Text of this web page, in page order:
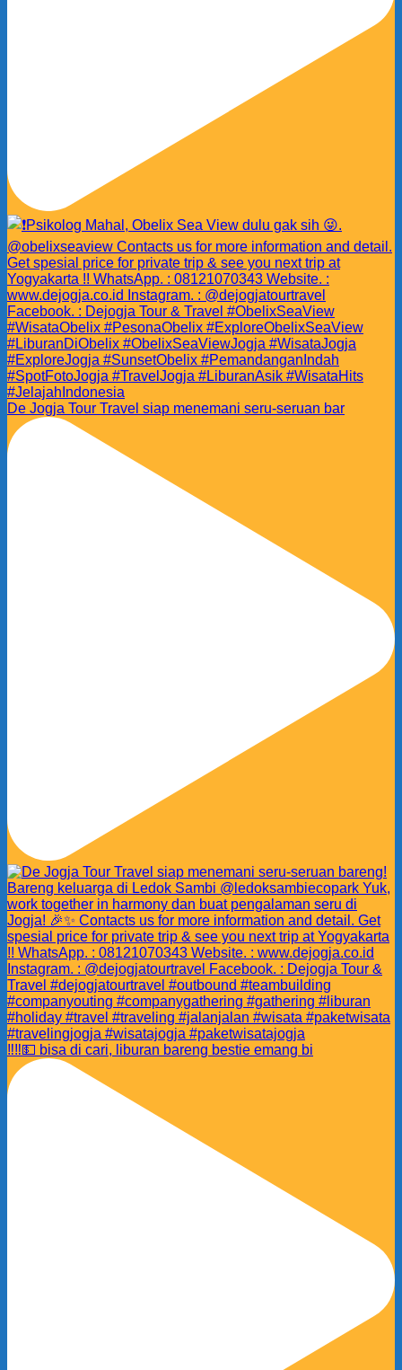
De Jogja Tour Travel siap menemani seru-seruan bar
‼️‼️💵 bisa di cari, liburan bareng bestie emang bi